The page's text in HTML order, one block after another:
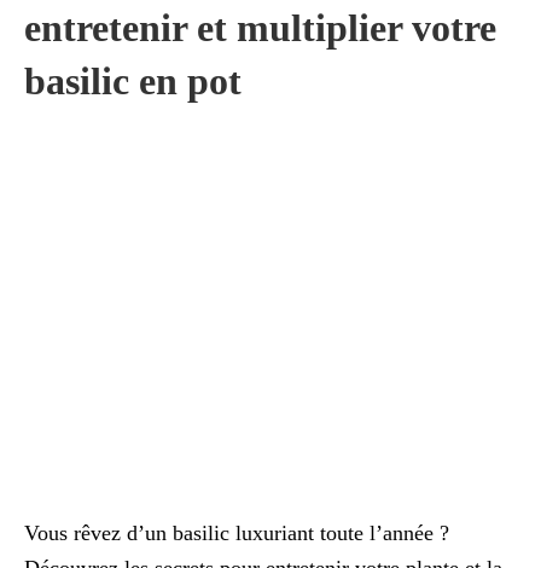
entretenir et multiplier votre
basilic en pot
Vous rêvez d’un basilic luxuriant toute l’année ?